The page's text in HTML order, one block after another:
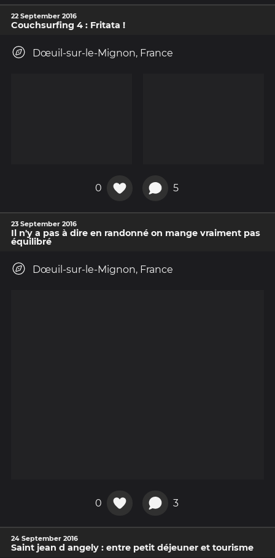
22 September 2016
Couchsurfing 4 : Fritata !
Dœuil-sur-le-Mignon, France
0 5
23 September 2016
Il n'y a pas à dire en randonné on mange vraiment pas
équilibré
Dœuil-sur-le-Mignon, France
0 3
24 September 2016
Saint jean d angely : entre petit déjeuner et tourisme